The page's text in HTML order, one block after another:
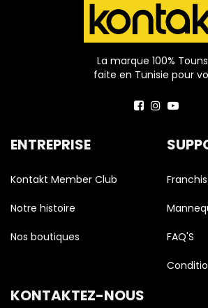
La marque 100%
faite en Tunisie pour
ENTREPRISE
Kontakt Member Club
Notre histoire
Nos boutiques FAQ'S
KONTAKTEZ-NOUS